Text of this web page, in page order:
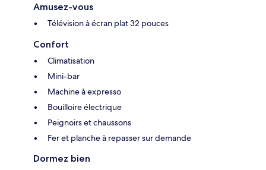
Amusez-vous
Télévision à écran plat 32 pouces
Confort
Climatisation
Mini-bar
Machine à expresso
Bouilloire électrique
Peignoirs et chaussons
Fer et planche à repasser sur demande
Dormez bien